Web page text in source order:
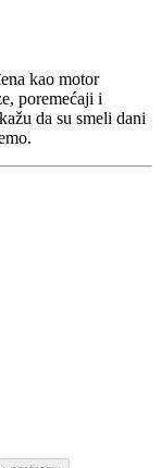
kao motor
poremećaji i
da su smeli dani